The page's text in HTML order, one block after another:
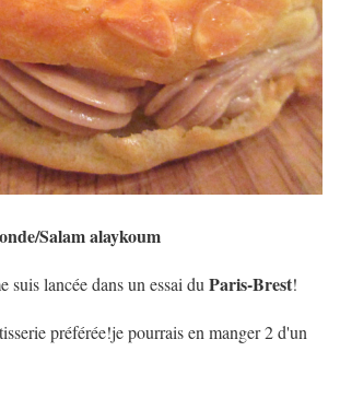
Salam alaykoum
suis lancée dans un essai du Paris-Brest!
préférée!je pourrais en manger 2 d'un